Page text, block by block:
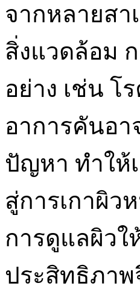
จากหลายสา
สิ่งแวดล้อม
อย่าง เช่น โ
อาการคันอ
ปัญหา ทำให้
สู่การเกาผิว
การดูแลผิว
ประสิทธิภา